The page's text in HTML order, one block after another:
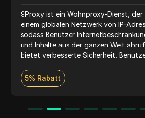
9Proxy ist ein Wohnproxy-Dienst, der
einem globalen Netzwerk von IP-
sodass Benutzer
und Inhalte aus der ganzen Welt
bietet verbesserte Sicherheit,
eingeschränkte Inhalte.
5% Rabatt